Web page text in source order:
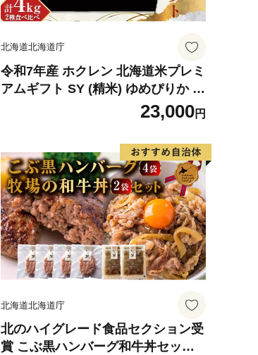
北海道北海道庁
令和7年産 ホクレン 北海道米プレミ
アムギフト SY (精米) ゆめぴりか 喜
ななつぼし 各2kg 2種セット 計4kg
食べ比べ ごはん こめ 白米 F6S-589
23,000円
北海道北海道庁
北のハイグレード食品セクション受
賞 こぶ黒ハンバーグ和牛丼セット F